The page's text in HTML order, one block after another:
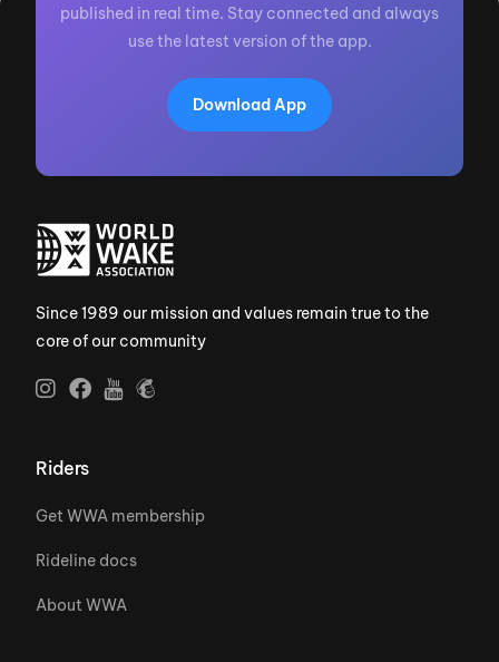
published in real time. Stay connected and always
use the latest version of the app.
Download App
Since 1989 our mission and values remain true to the
core of our community
Riders
Get WWA membership
Rideline docs
About WWA